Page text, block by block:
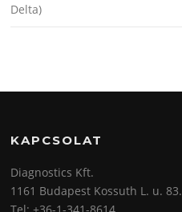
Delta)
KAPCSOLAT
Diagnostics Kft.
1161 Budapest Kossuth L. u. 83.